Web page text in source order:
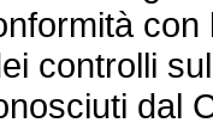
controlli
dal